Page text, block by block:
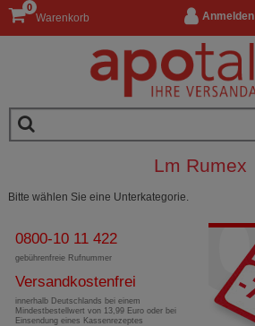
Anmelden
Warenkorb
0
Lm Rumex
Bitte wählen Sie eine Unterkategorie.
0800-10 11 422
gebührenfreie Rufnummer
Versandkostenfrei
innerhalb Deutschlands bei einem
Mindestbestellwert von 13,99 Euro oder bei
Einsendung eines Kassenrezeptes